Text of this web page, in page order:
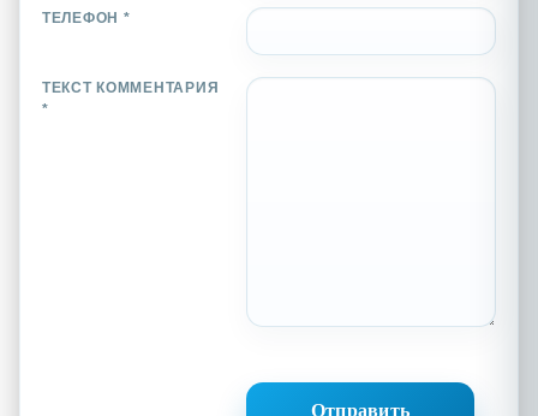
ТЕЛЕФОН *
ТЕКСТ КОММЕНТАРИЯ
*